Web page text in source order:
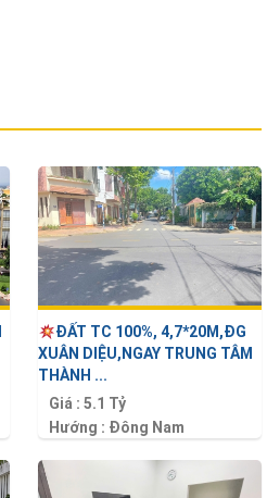
ĐẤT TC 100%, 4,7*20M,ĐG
XUÂN DIỆU,NGAY TRUNG TÂM
THÀNH ...
Giá :5.1 Tỷ
Hướng : Đông Nam